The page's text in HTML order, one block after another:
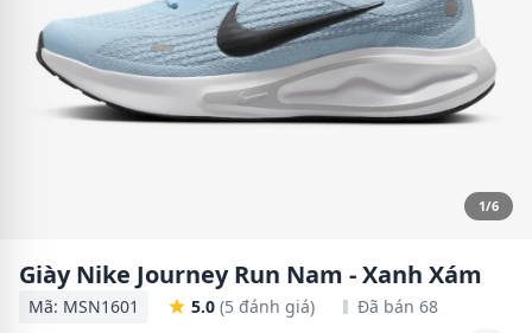
1/6
Giày Nike Journey Run Nam - Xanh Xám
Mã: MSN1601 5.0 (5 đánh giá) Đã bán 68